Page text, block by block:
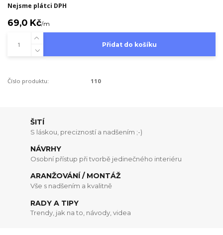
Nejsme plátci DPH
69,0 Kč/m
Přidat do košíku
Číslo produktu: 110
ŠITÍ
S láskou, precizností a nadšením ;-)
NÁVRHY
Osobní přístup při tvorbě jedinečného interiéru
ARANŽOVÁNÍ / MONTÁŽ
Vše s nadšením a kvalitně
RADY A TIPY
Trendy, jak na to, návody, videa